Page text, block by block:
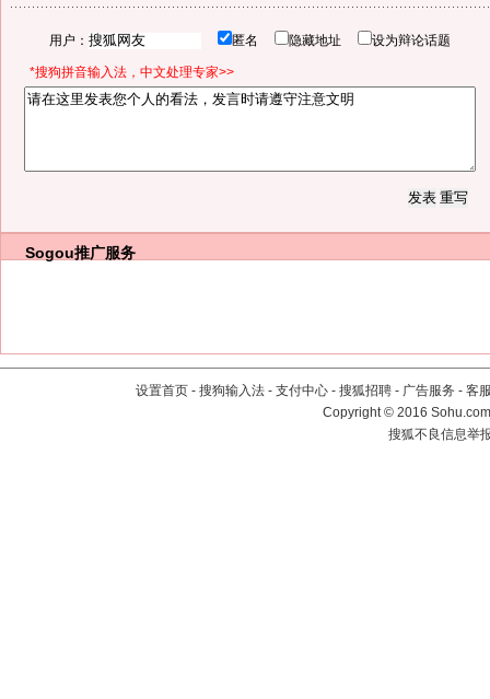
用户： 匿名 隐藏地址 设为辩论话题
*搜狗拼音输入法，中文处理专家>>
Sogou推广服务
设置首页 - 搜狗输入法 - 支付中心 - 搜狐招聘 - 广告服务 - 客
Copyright©2016
搜狐不良信息举